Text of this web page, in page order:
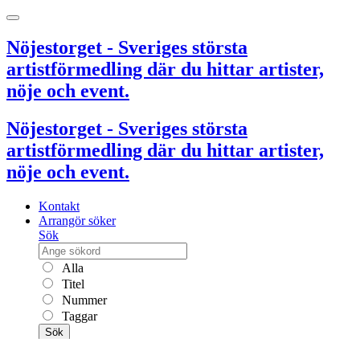
Nöjestorget - Sveriges största
artistförmedling där du hittar artister,
nöje och event.
Nöjestorget - Sveriges största
artistförmedling där du hittar artister,
nöje och event.
Kontakt
Arrangör söker
Sök
Alla
Titel
Nummer
Taggar
Sök